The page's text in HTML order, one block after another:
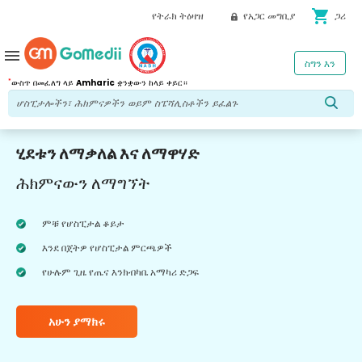
የትራክ ትዕዛዝ የአጋር መግቢያ shopping_cart ጋሪ
*ውስጥ በመፈለግ ላይ Amharic ቋንቋውን ከላይ ቀይር።
ስግን እን
menu
ሂደቱን ለማቃለል እና ለማዋሃድ
ሕክምናውን ለማግኘት
ምቹ የሆስፒታል ቆይታ
እንደ በጀትዎ የሆስፒታል ምርጫዎች
የሁሉም ጊዜ የጤና እንክብካቤ አማካሪ ድጋፍ
አሁን ያማክሩ